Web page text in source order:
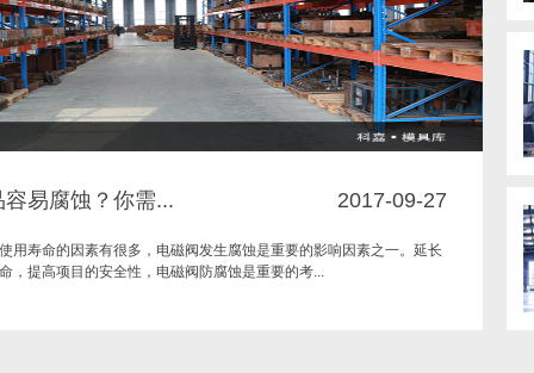
易腐蚀？你需... 2017-09-27
用寿命的因素有很多，电磁阀发生腐蚀是重要的影响因素之一。延长
，提高项目的安全性，电磁阀防腐蚀是重要的考...